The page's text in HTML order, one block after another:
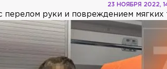
23 НОЯБРЯ 2022,
перелом руки и повреждением мягких